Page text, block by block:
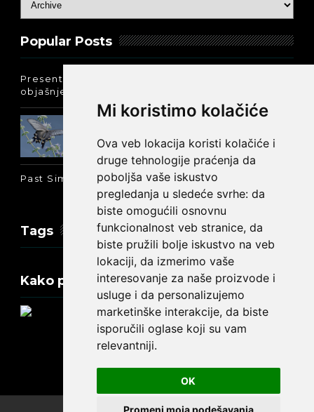
Mi koristimo kolačiće
Ova veb lokacija koristi kolačiće i
druge tehnologije praćenja da
poboljša vaše iskustvo
pregledanja u sledeće svrhe: da
biste omogućili osnovnu
funkcionalnost veb stranice, da
biste pružili bolje iskustvo na veb
lokaciji, da izmerimo vaše
interesovanje za naše proizvode i
usluge i da personalizujemo
marketinške interakcije, da biste
isporučili oglase koji su vam
relevantniji.
OK
Promeni moja podešavanja
Popular Posts
Present Perfect Simple - najjednostavnije
objašnjenje :-)
Past Simple i Past Continuous - razlika
Tags
Kako promeniti tekst na engleskom?
Update cookies preferences